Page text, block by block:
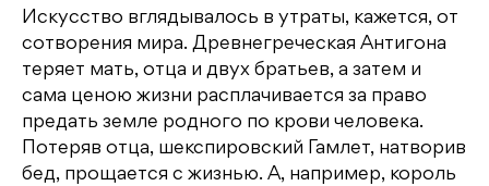
Искусство вглядывалось в утраты, кажется, от
сотворения мира. Древнегреческая Антигона
теряет мать, отца и двух братьев, а затем и
сама ценою жизни расплачивается за право
предать земле родного по крови человека.
Потеряв отца, шекспировский Гамлет, натворив
бед, прощается с жизнью. А, например, король